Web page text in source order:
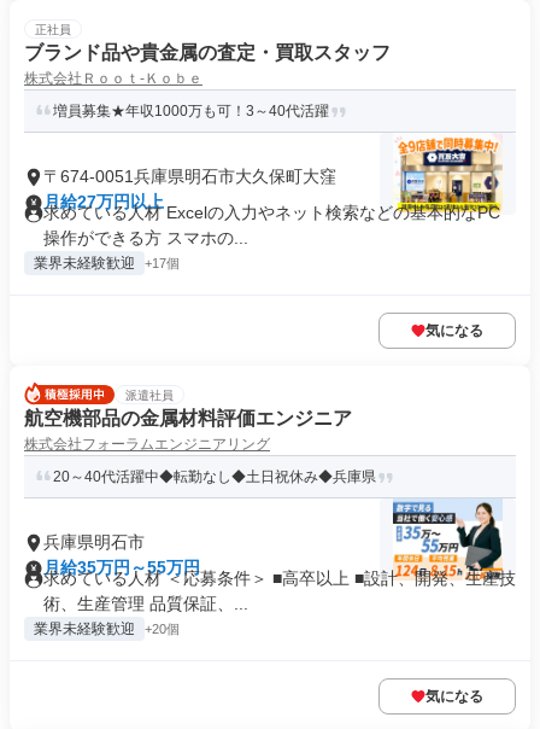
正社員
ブランド品や貴金属の査定・買取スタッフ
株式会社Ｒｏｏｔ‐Ｋｏｂｅ
増員募集★年収1000万も可！3～40代活躍
〒674-0051兵庫県明石市大久保町大窪
月給27万円以上
求めている人材 Excelの入力やネット検索などの基本的なPC
操作ができる方 スマホの...
業界未経験歓迎 +17個
気になる
派遣社員
航空機部品の金属材料評価エンジニア
株式会社フォーラムエンジニアリング
20～40代活躍中◆転勤なし◆土日祝休み◆兵庫県
兵庫県明石市
月給35万円～55万円
求めている人材 ＜応募条件＞ ■高卒以上 ■設計、開発、生産技
術、生産管理 品質保証、...
業界未経験歓迎 +20個
気になる